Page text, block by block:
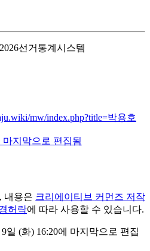
선거통계시스템
mw/index.php?title=박용호
마지막으로 편집됨
내용은 크리에이티브 커먼즈 저작
허락에 따라 사용할 수 있습니다.
일 (화) 16:20에 마지막으로 편집